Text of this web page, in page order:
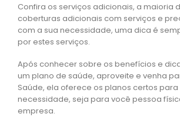
Confira os serviços adicionais, a maioria
coberturas adicionais com serviços e
com a sua necessidade, uma dica é
por estes serviços.
Após conhecer sobre os benefícios e
um plano de saúde, aproveite e venha
Saúde, ela oferece os planos certos para
necessidade, seja para você pessoa
empresa.